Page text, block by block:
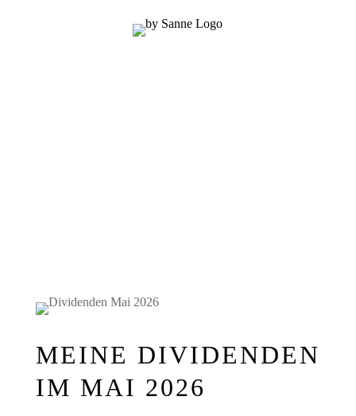
MEINE DIVIDENDEN
IM MAI 2026